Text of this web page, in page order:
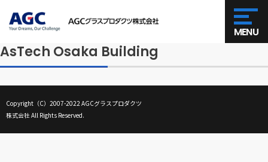
MENU
AsTech Osaka Building
Copyright（C）2007-2022 AGCグラスプロダクツ
株式会社 All Rights Reserved.